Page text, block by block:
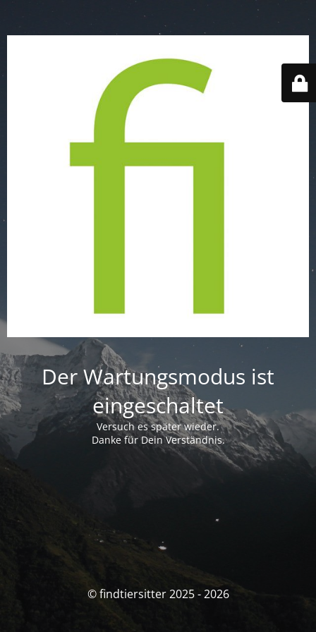
Der Wartungsmodus ist
eingeschaltet
Versuch es später wieder.
Danke für Dein Verständnis.
© findtiersitter 2025 - 2026